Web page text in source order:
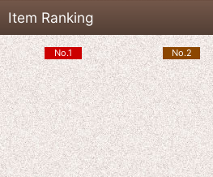
Item Ranking
No.1 No.2